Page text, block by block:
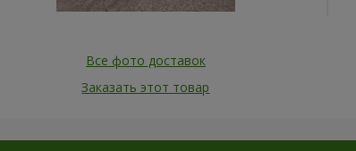
Все фото доставок
Заказать этот товар